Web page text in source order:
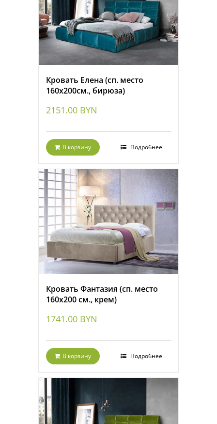
Кровать Елена (сп. место
160х200см., бирюза)
2151.00 BYN
В корзину Подробнее
Кровать Фантазия (сп. место
160х200 см., крем)
1741.00 BYN
В корзину Подробнее